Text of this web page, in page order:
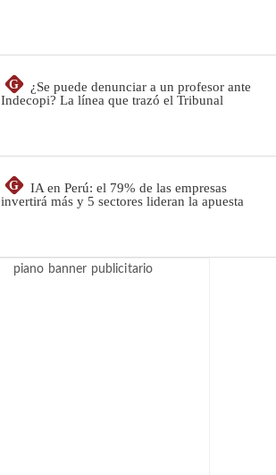
G
¿Se puede denunciar a un profesor ante
Indecopi? La línea que trazó el Tribunal
G
IA en Perú: el 79% de las empresas
invertirá más y 5 sectores lideran la apuesta